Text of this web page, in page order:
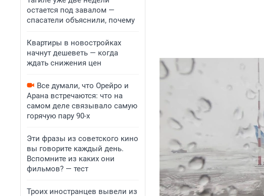
остается под завалом —
спасатели объяснили, почему
Квартиры в новостройках
начнут дешеветь — когда
ждать снижения цен
Все думали, что Орейро и
Арана встречаются: что на
самом деле связывало самую
горячую пару 90-х
Эти фразы из советского кино
вы говорите каждый день.
Вспомните из каких они
фильмов? — тест
Троих иностранцев вывели из